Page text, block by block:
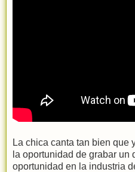
La chica canta tan bien que
la oportunidad de grabar un
oportunidad en la industria